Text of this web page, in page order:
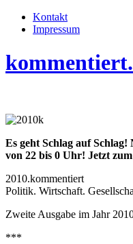
Kontakt
Impressum
Es geht Schlag auf
von 22 bis 0 Uhr! Jetzt zum
2010.kommentiert
Politik. Wirtschaft.
Zweite Ausgabe im Jahr
***